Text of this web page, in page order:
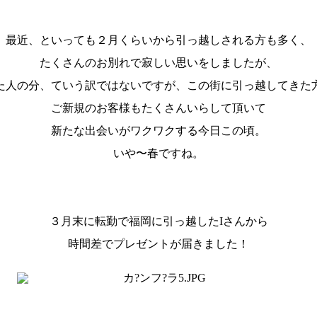
最近、といっても２月くらいから引っ越しされる方も多く、
たくさんのお別れで寂しい思いをしましたが、
人の分、ていう訳ではないですが、この街に引っ越してきた
ご新規のお客様もたくさんいらして頂いて
新たな出会いがワクワクする今日この頃。
いや〜春ですね。
３月末に転勤で福岡に引っ越したIさんから
時間差でプレゼントが届きました！